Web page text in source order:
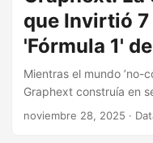
que Invirtió 7
'Fórmula 1'
Mientras el mundo ’no-
Graphext construía en
Descubre la atípica
noviembre 28, 2025 ·